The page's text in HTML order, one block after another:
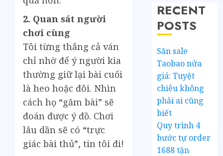
2. Quan sát người
chơi cùng
Tôi từng thắng cả ván
chỉ nhờ để ý người kia
thường giữ lại bài cuối
là heo hoặc đôi. Nhìn
cách họ “găm bài” sẽ
đoán được ý đồ. Chơi
lâu dần sẽ có “trực
giác bài thủ”, tin tôi đi!
RECENT
POSTS
Săn sale
Taobao nửa
giá: Tuyệt
chiêu không
phải ai cũng
biết
Quy trình 4
bước tự order
1688 tận